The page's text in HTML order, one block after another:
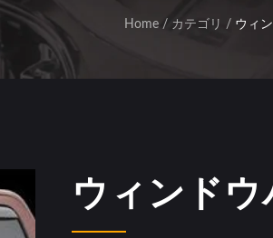
Home / カテゴリ / ウィ
ウィンド